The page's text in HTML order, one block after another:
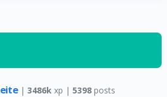
| 3486k xp | 5398posts